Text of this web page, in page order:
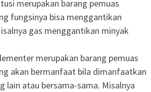
merupakan barang pemuas
fungsinya bisa menggantikan
gas menggantikan minyak
merupakan barang pemuas
akan bermanfaat bila dimanfaatkan
lain atau bersama-sama. Misalnya